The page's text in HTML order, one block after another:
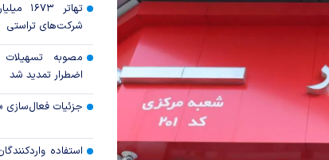
تهاتر
شرکت‌های تراستی
مصوبه
اضطرار تمدید شد
جزئیات فعال‌سازی
استفاده